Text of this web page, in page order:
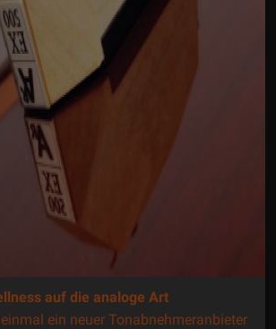
Widrigkeiten zum Trotz
habe ich mehrere Editorials mit dem
Cookie Optionen
Datenschutz